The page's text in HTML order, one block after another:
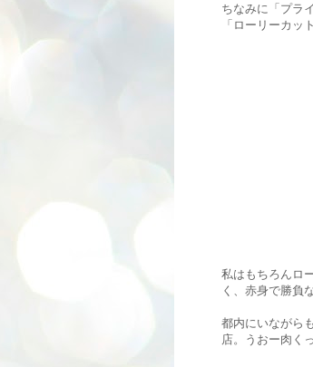
ちなみに「プラ
「ローリーカッ
私はもちろんロ
く、赤身で勝負
都内にいながら
店。うおー肉く